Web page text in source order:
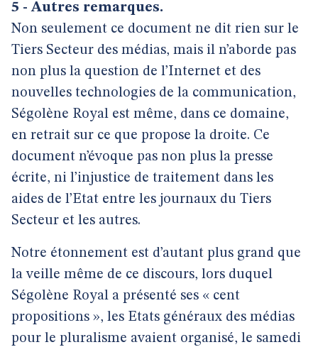
5 - Autres remarques.
Non seulement ce document ne dit rien sur le
Tiers Secteur des médias, mais il n’aborde pas
non plus la question de l’Internet et des
nouvelles technologies de la communication,
Ségolène Royal est même, dans ce domaine,
en retrait sur ce que propose la droite. Ce
document n’évoque pas non plus la presse
écrite, ni l’injustice de traitement dans les
aides de l’Etat entre les journaux du Tiers
Secteur et les autres.
Notre étonnement est d’autant plus grand que
la veille même de ce discours, lors duquel
Ségolène Royal a présenté ses « cent
propositions », les Etats généraux des médias
pour le pluralisme avaient organisé, le samedi